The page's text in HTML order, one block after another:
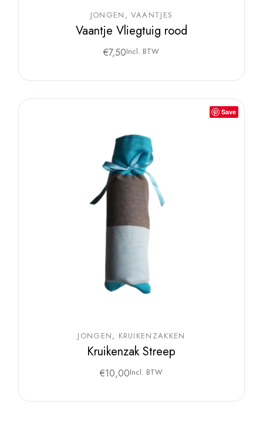
JONGEN VAANTJES
Vaantje Vliegtuig rood
€7,50Incl. BTW
Save
JONGEN KRUIKENZAKKEN
Kruikenzak Streep
€10,00Incl. BTW